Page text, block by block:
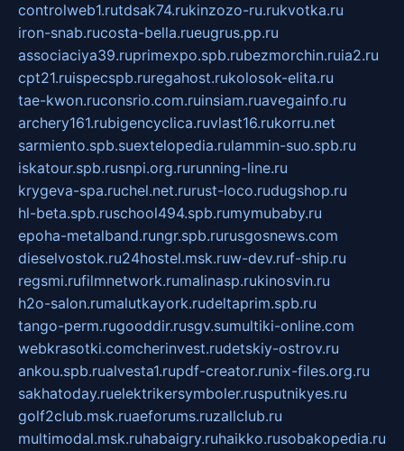
controlweb1.rutdsak74.rukinzozo-ru.rukvotka.ru
iron-snab.rucosta-bella.rueugrus.pp.ru
associaciya39.ruprimexpo.spb.rubezmorchin.ruia2.ru
cpt21.ruispecspb.ruregahost.rukolosok-elita.ru
tae-kwon.ruconsrio.com.ruinsiam.ruavegainfo.ru
archery161.rubigencyclica.ruvlast16.rukorru.net
sarmiento.spb.suextelopedia.rulammin-suo.spb.ru
iskatour.spb.rusnpi.org.rurunning-line.ru
krygeva-spa.ruchel.net.rurust-loco.rudugshop.ru
hl-beta.spb.ruschool494.spb.rumymubaby.ru
epoha-metalband.rungr.spb.rurusgosnews.com
dieselvostok.ru24hostel.msk.ruw-dev.ruf-ship.ru
regsmi.rufilmnetwork.rumalinasp.rukinosvin.ru
h2o-salon.rumalutkayork.rudeltaprim.spb.ru
tango-perm.rugooddir.rusgv.sumultiki-online.com
webkrasotki.comcherinvest.rudetskiy-ostrov.ru
ankou.spb.rualvesta1.rupdf-creator.runix-files.org.ru
sakhatoday.ruelektrikersymboler.rusputnikyes.ru
golf2club.msk.ruaeforums.ruzallclub.ru
multimodal.msk.ruhabaigry.ruhaikko.rusobakopedia.ru